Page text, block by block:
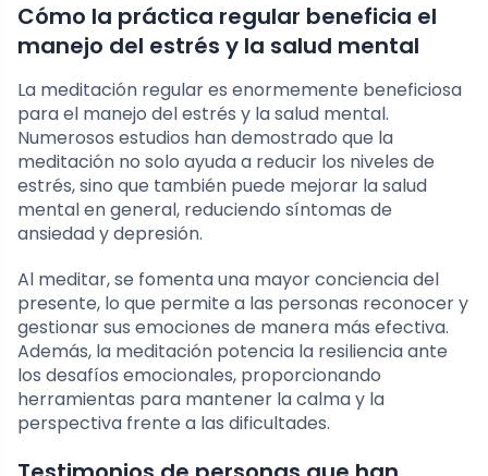
Cómo la práctica regular beneficia el
manejo del estrés y la salud mental
La meditación regular es enormemente beneficiosa
para el manejo del estrés y la salud mental.
Numerosos estudios han demostrado que la
meditación no solo ayuda a reducir los niveles de
estrés, sino que también puede mejorar la salud
mental en general, reduciendo síntomas de
ansiedad y depresión.
Al meditar, se fomenta una mayor conciencia del
presente, lo que permite a las personas reconocer y
gestionar sus emociones de manera más efectiva.
Además, la meditación potencia la resiliencia ante
los desafíos emocionales, proporcionando
herramientas para mantener la calma y la
perspectiva frente a las dificultades.